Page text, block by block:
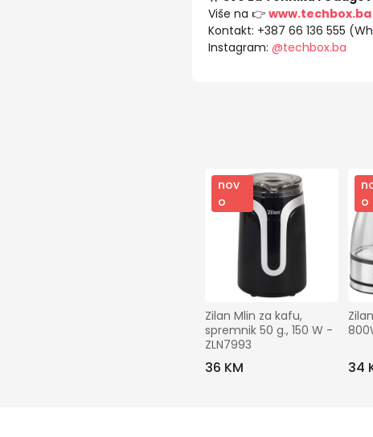
Više na 👉 www.techbox.ba
Kontakt: +387 66 136 555
Instagram: @techbox.ba
nov
o
Zilan Mlin za kafu,
spremnik 50 g., 150 W -
ZLN7993
36 KM
o
34